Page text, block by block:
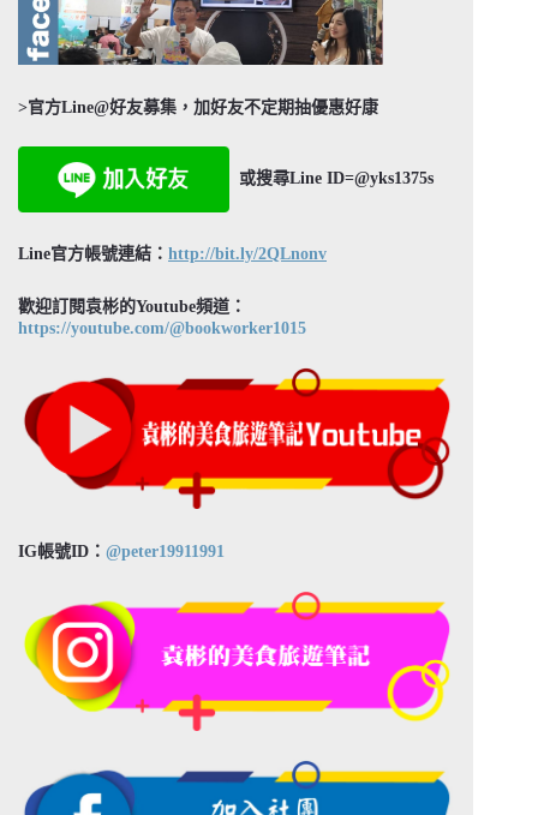
>官方Line@好友募集，加好友不定期抽優惠好康
或搜尋Line ID=@yks1375s
Line官方帳號連結： http://bit.ly/2QLnonv
歡迎訂閱袁彬的Youtube頻道：
https://youtube.com/@bookworker1015
IG帳號ID： @peter19911991